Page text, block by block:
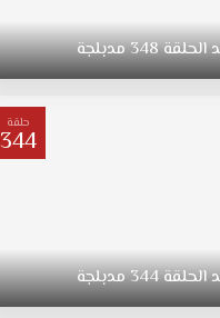
الحلقة348مدبلجة
حلقة
344
الحلقة344مدبلجة